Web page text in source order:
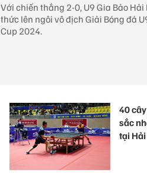
Với chiến thắng 2-0, U9 Gia Bảo
thức lên ngôi vô địch Giải Bóng đá
Cup 2024.
40
sắc
tại